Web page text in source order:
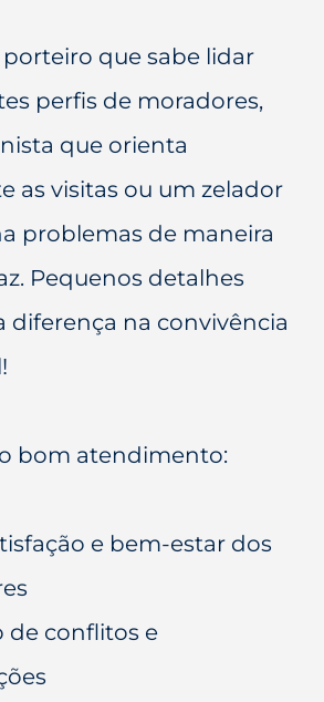
que sabe lidar
perfis de moradores,
que orienta
as visitas ou um zelador
problemas de maneira
Pequenos detalhes
diferença na convivência
bom atendimento:
e bem-estar dos
de conflitos e